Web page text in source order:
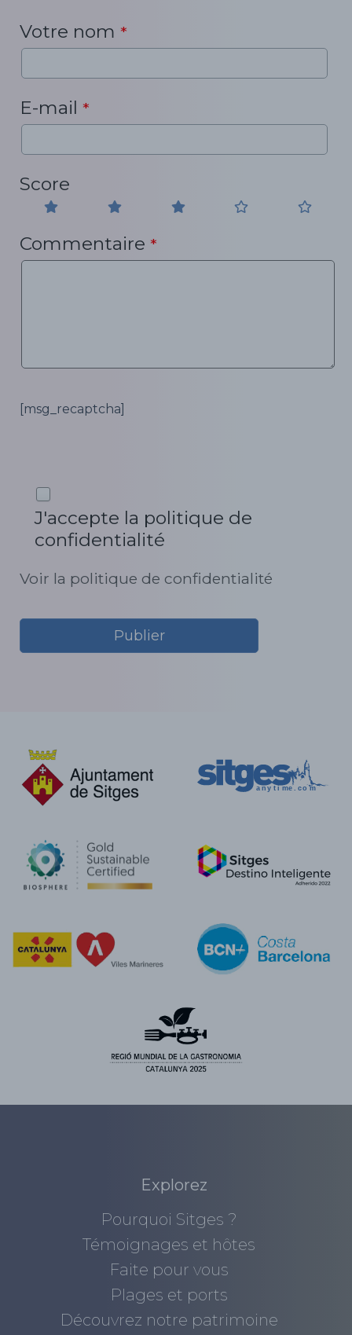
Votre nom *
E-mail *
Score
Commentaire *
[msg_recaptcha]
J'accepte la politique de
confidentialité
Voir la politique de confidentialité
Explorez
Pourquoi Sitges ?
Témoignages et hôtes
Faite pour vous
Plages et ports
Découvrez notre patrimoine